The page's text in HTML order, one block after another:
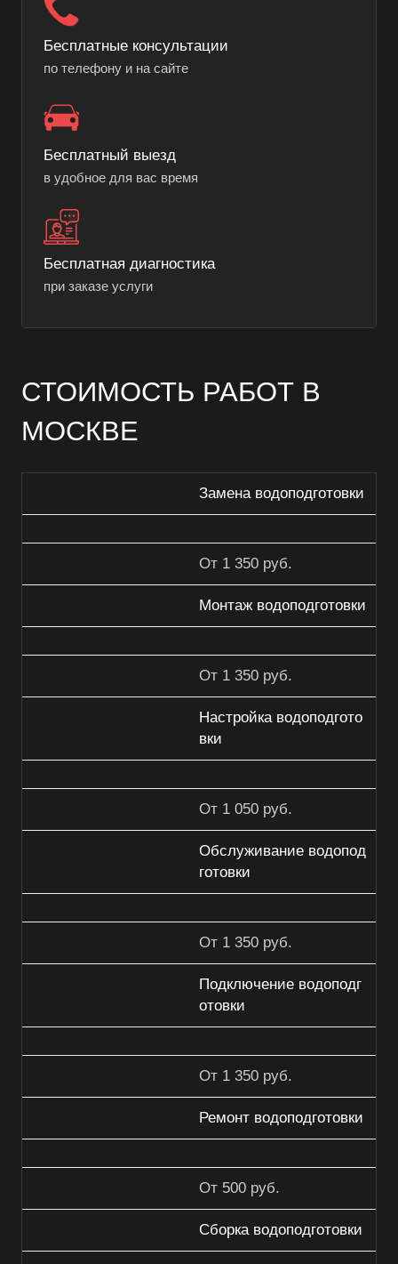
Бесплатные консультации
по телефону и на сайте
Бесплатный выезд
в удобное для вас время
Бесплатная диагностика
при заказе услуги
СТОИМОСТЬ РАБОТ В
МОСКВЕ
Замена водоподготовки
От 1 350 руб.
Монтаж водоподготовки
От 1 350 руб.
Настройка водоподгото
вки
От 1 050 руб.
Обслуживание водопод
готовки
От 1 350 руб.
Подключение водоподг
отовки
От 1 350 руб.
Ремонт водоподготовки
От 500 руб.
Сборка водоподготовки